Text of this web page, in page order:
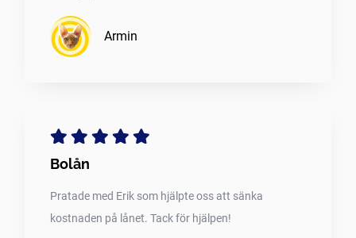
Armin
Bolån
Pratade med Erik som hjälpte oss att sänka
kostnaden på lånet. Tack för hjälpen!